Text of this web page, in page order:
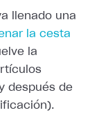
llenado una
la cesta
la
después de